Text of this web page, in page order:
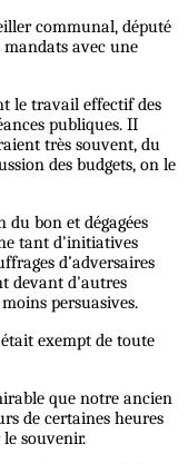
communal, député
mandats avec une
le travail effectif des
publiques. II
très souvent, du
des budgets, on le
du bon et dégagées
tant d'initiatives
d’adversaires
devant d'autres
persuasives.
exempt de toute
que notre ancien
de certaines heures
souvenir.